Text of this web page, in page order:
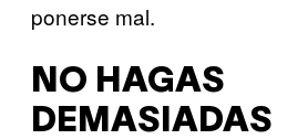
ponerse mal.
NO HAGAS
DEMASIADAS